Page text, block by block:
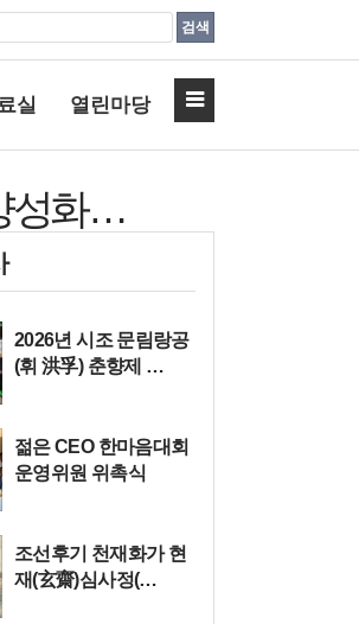
검색
실 열린마당
성화…
2026년 시조 문림랑공
(휘 洪孚) 춘향제 …
젊은 CEO 한마음대회
운영위원 위촉식
조선후기 천재화가 현
재(玄齋)심사정(…